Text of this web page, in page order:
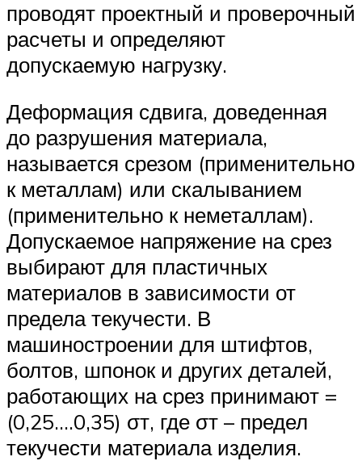
проводят проектный и проверочный
расчеты и определяют
допускаемую нагрузку.
Деформация сдвига, доведенная
до разрушения материала,
называется срезом (применительно
к металлам) или скалыванием
(применительно к неметаллам).
Допускаемое напряжение на срез
выбирают для пластичных
материалов в зависимости от
предела текучести. В
машиностроении для штифтов,
болтов, шпонок и других деталей,
работающих на срез принимают =
(0,25….0,35) σт, где σт – предел
текучести материала изделия.